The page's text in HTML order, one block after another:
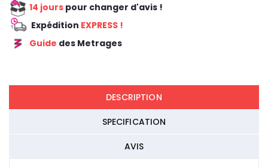
14 jours pour changer d'avis !
Expédition EXPRESS !
Guide des Metrages
DESCRIPTION
SPECIFICATION
AVIS